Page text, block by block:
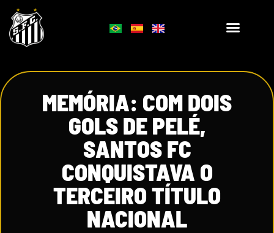
MEMÓRIA: COM DOIS
GOLS DE PELÉ,
SANTOS FC
CONQUISTAVA O
TERCEIRO TÍTULO
NACIONAL